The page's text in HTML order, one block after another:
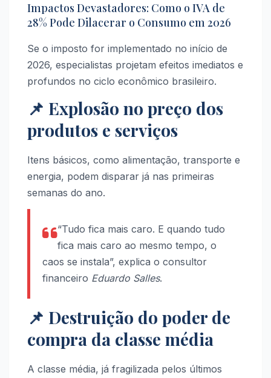
Impactos Devastadores: Como o IVA de
28% Pode Dilacerar o Consumo em 2026
Se o imposto for implementado no início de
2026, especialistas projetam efeitos imediatos e
profundos no ciclo econômico brasileiro.
📌 Explosão no preço dos
produtos e serviços
Itens básicos, como alimentação, transporte e
energia, podem disparar já nas primeiras
semanas do ano.
“Tudo fica mais caro. E quando tudo
fica mais caro ao mesmo tempo, o
caos se instala”, explica o consultor
financeiro Eduardo Salles.
📌 Destruição do poder de
compra da classe média
A classe média, já fragilizada pelos últimos